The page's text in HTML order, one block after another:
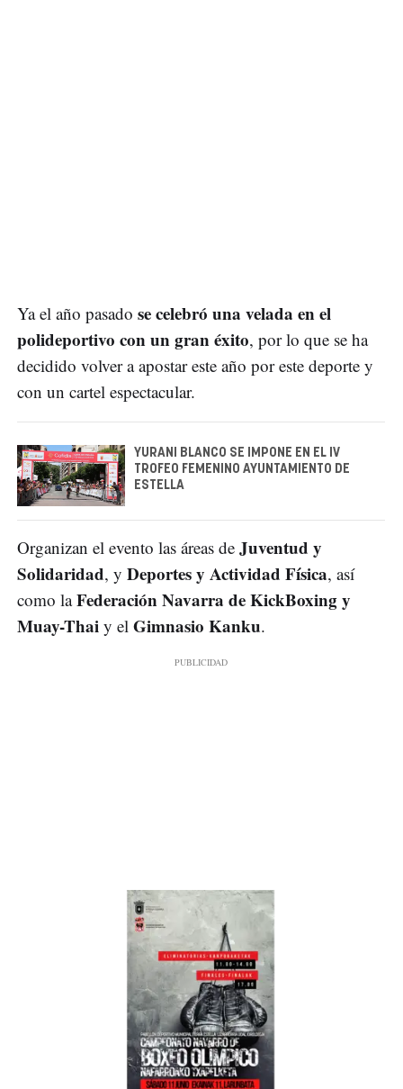
Ya el año pasado se celebró una velada en el
polideportivo con un gran éxito, por lo que se ha
decidido volver a apostar este año por este deporte y
con un cartel espectacular.
YURANI BLANCO SE IMPONE EN EL IV
TROFEO FEMENINO AYUNTAMIENTO DE
ESTELLA
Organizan el evento las áreas de Juventud y
Solidaridad, y Deportes y Actividad Física, así
como laFederación Navarra de KickBoxing y
Muay-Thai y el Gimnasio Kanku.